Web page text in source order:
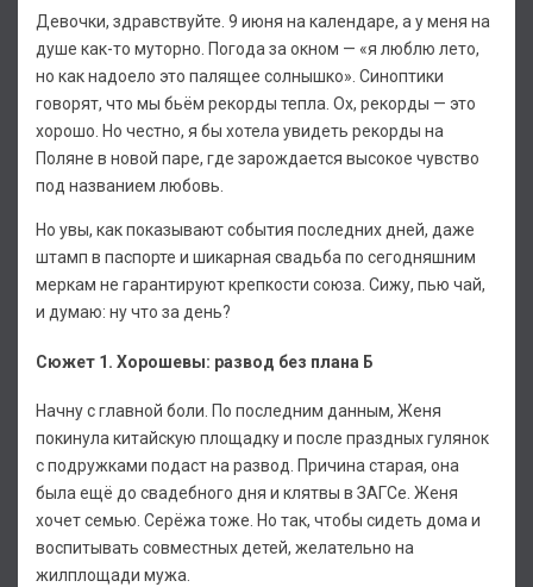
Девочки, здравствуйте. 9 июня на календаре, а у меня на
душе как-то муторно. Погода за окном — «я люблю лето,
но как надоело это палящее солнышко». Синоптики
говорят, что мы бьём рекорды тепла. Ох, рекорды — это
хорошо. Но честно, я бы хотела увидеть рекорды на
Поляне в новой паре, где зарождается высокое чувство
под названием любовь.
Но увы, как показывают события последних дней, даже
штамп в паспорте и шикарная свадьба по сегодняшним
меркам не гарантируют крепкости союза. Сижу, пью чай,
и думаю: ну что за день?
Сюжет 1. Хорошевы: развод без плана Б
Начну с главной боли. По последним данным, Женя
покинула китайскую площадку и после праздных гулянок
с подружками подаст на развод. Причина старая, она
была ещё до свадебного дня и клятвы в ЗАГСе. Женя
хочет семью. Серёжа тоже. Но так, чтобы сидеть дома и
воспитывать совместных детей, желательно на
жилплощади мужа.